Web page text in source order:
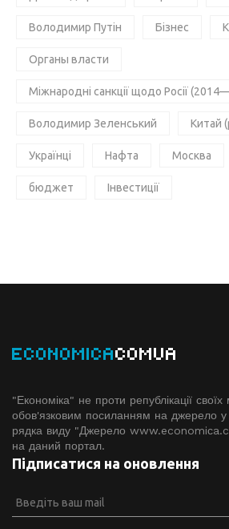
Володимир Путін Бізнес
Органы власти
Міжнародні санкції щодо Росії
Володимир Зеленський Китай
Українці Нафта Москва
бюджет Інвестиції
ECONOMICACOMUA
"Економіка" не проти републікації своїх
обов'язковим посиланням на джерело у
рядка виду "Джерело
на даний портал.
Підписатися на оновлення